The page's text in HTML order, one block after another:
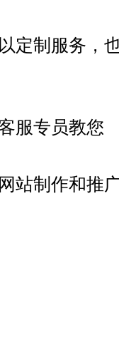
定制服务，
服专员教您
站制作和推